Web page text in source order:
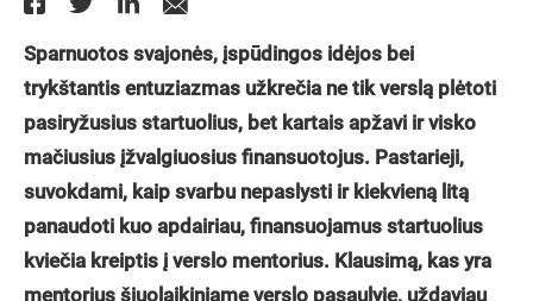
Sparnuotos svajonės, įspūdingos idėjos bei
trykštantis entuziazmas užkrečia ne tik verslą plėtoti
pasiryžusius startuolius, bet kartais apžavi ir visko
mačiusius įžvalgiuosius finansuotojus. Pastarieji,
suvokdami, kaip svarbu nepaslysti ir kiekvieną litą
panaudoti kuo apdairiau, finansuojamus startuolius
kviečia kreiptis į verslo mentorius. Klausimą, kas yra
mentorius šiuolaikiniame verslo pasaulyje, uždaviau